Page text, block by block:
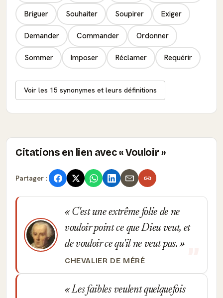
Briguer Souhaiter Soupirer Exiger
Demander Commander Ordonner
Sommer Imposer Réclamer Requérir
Voir les 15 synonymes et leurs définitions
Citations en lien avec « Vouloir »
Partager :
C'est une extrême folie de ne
vouloir point ce que Dieu veut, et
de vouloir ce qu'il ne veut pas.
CHEVALIER DE MÉRÉ
Les faibles veulent quelquefois